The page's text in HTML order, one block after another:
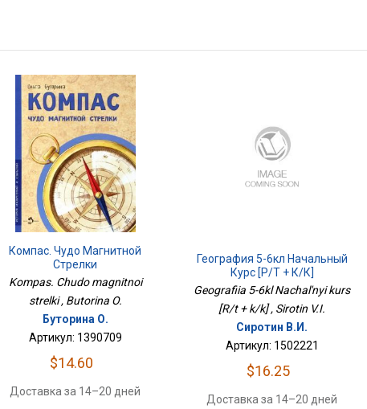
Компас. Чудо Магнитной
Стрелки
Kompas. Chudo magnitnoi
strelki , Butorina O.
Буторина О.
Артикул: 1390709
$14.60
Доставка за 14–20 дней
География 5-6кл Начальный
Курс [Р/т + К/к]
Geografiia 5-6kl Nachal'nyi kurs
[R/t + k/k] , Sirotin V.I.
Сиротин В.И.
Артикул: 1502221
$16.25
Доставка за 14–20 дней